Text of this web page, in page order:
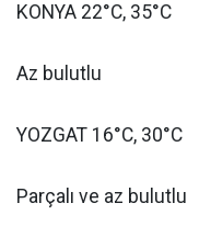
KONYA 22°C, 35°C
Az bulutlu
YOZGAT 16°C, 30°C
Parçalı ve az bulutlu